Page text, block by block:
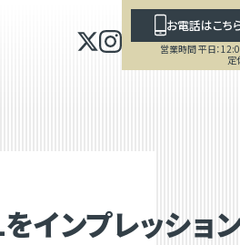
お電話はこち
営業時間 平日：
定
ンプレッション